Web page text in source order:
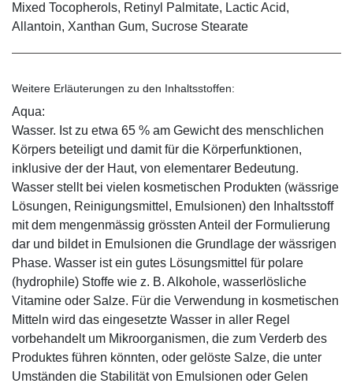
Mixed Tocopherols, Retinyl Palmitate, Lactic Acid,
Allantoin, Xanthan Gum, Sucrose Stearate
Weitere Erläuterungen zu den Inhaltsstoffen:
Aqua:
Wasser. Ist zu etwa 65 % am Gewicht des menschlichen
Körpers beteiligt und damit für die Körperfunktionen,
inklusive der der Haut, von elementarer Bedeutung.
Wasser stellt bei vielen kosmetischen Produkten (wässrige
Lösungen, Reinigungsmittel, Emulsionen) den Inhaltsstoff
mit dem mengenmässig grössten Anteil der Formulierung
dar und bildet in Emulsionen die Grundlage der wässrigen
Phase. Wasser ist ein gutes Lösungsmittel für polare
(hydrophile) Stoffe wie z. B. Alkohole, wasserlösliche
Vitamine oder Salze. Für die Verwendung in kosmetischen
Mitteln wird das eingesetzte Wasser in aller Regel
vorbehandelt um Mikroorganismen, die zum Verderb des
Produktes führen könnten, oder gelöste Salze, die unter
Umständen die Stabilität von Emulsionen oder Gelen